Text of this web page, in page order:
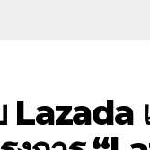
Lazada